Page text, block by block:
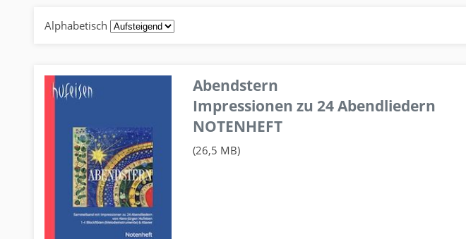
Alphabetisch
Abendstern
Impressionen zu 24 Abendliedern
NOTENHEFT
(26,5 MB)